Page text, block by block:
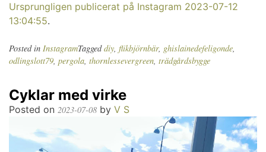
Ursprungligen publicerat på Instagram 2023-07-12
13:04:55.
Posted in InstagramTaggeddiy, flikbjörnbär, ghislainedefeligonde,
odlingslott79, pergola, thornlessevergreen, trädgårdsbygge
Cyklar med virke
Posted on 2023-07-08 by V S